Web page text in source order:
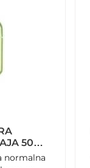
50
normalna